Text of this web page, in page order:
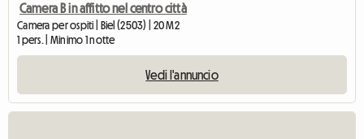
Camera B in affitto nel centro città
Camera per ospiti | Biel (2503) | 20 M2
1 pers. | Minimo 1 notte
Vedi l'annuncio